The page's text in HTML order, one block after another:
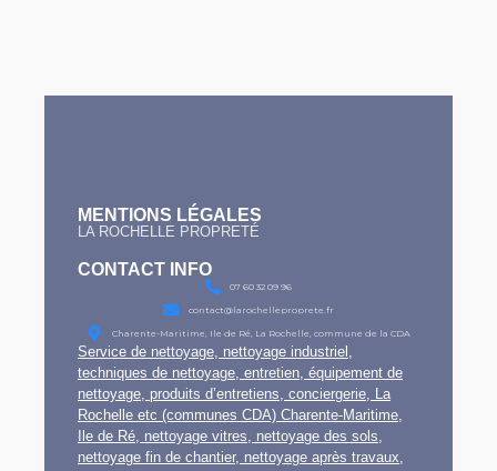
MENTIONS LÉGALES
LA ROCHELLE PROPRETÉ
CONTACT INFO
07 60 32 09 96
contact@larochelleproprete.fr
Charente-Maritime, Ile de Ré, La Rochelle, commune de la CDA
Service de nettoyage, nettoyage industriel,
techniques de nettoyage, entretien, équipement de
nettoyage, produits d’entretiens, conciergerie, La
Rochelle etc (communes CDA) Charente-Maritime,
Ile de Ré, nettoyage vitres, nettoyage des sols,
nettoyage fin de chantier, nettoyage après travaux,